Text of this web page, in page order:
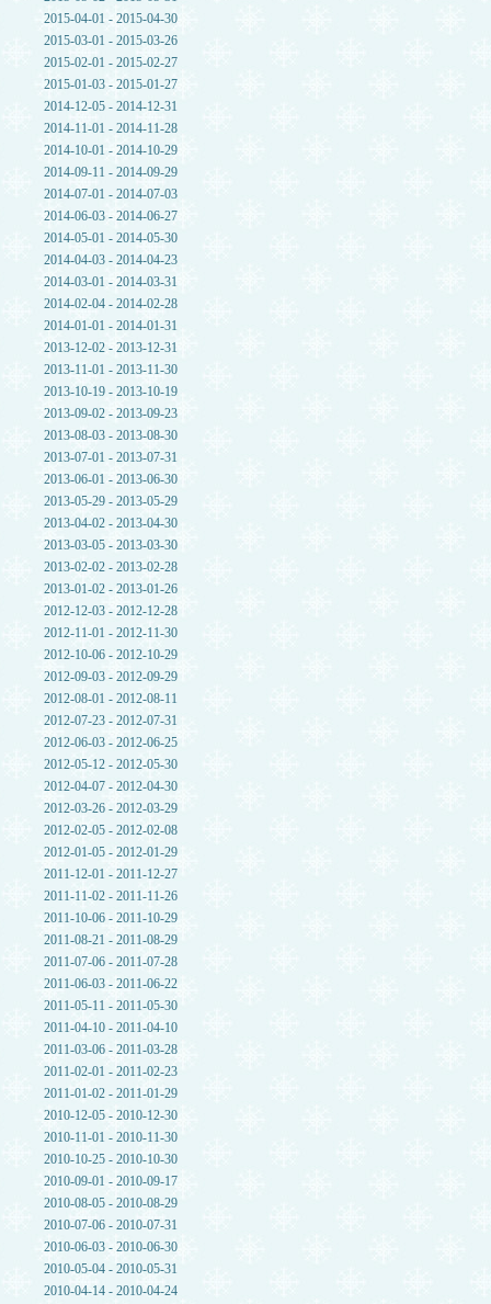
2015-04-01 - 2015-04-30
2015-03-01 - 2015-03-26
2015-02-01 - 2015-02-27
2015-01-03 - 2015-01-27
2014-12-05 - 2014-12-31
2014-11-01 - 2014-11-28
2014-10-01 - 2014-10-29
2014-09-11 - 2014-09-29
2014-07-01 - 2014-07-03
2014-06-03 - 2014-06-27
2014-05-01 - 2014-05-30
2014-04-03 - 2014-04-23
2014-03-01 - 2014-03-31
2014-02-04 - 2014-02-28
2014-01-01 - 2014-01-31
2013-12-02 - 2013-12-31
2013-11-01 - 2013-11-30
2013-10-19 - 2013-10-19
2013-09-02 - 2013-09-23
2013-08-03 - 2013-08-30
2013-07-01 - 2013-07-31
2013-06-01 - 2013-06-30
2013-05-29 - 2013-05-29
2013-04-02 - 2013-04-30
2013-03-05 - 2013-03-30
2013-02-02 - 2013-02-28
2013-01-02 - 2013-01-26
2012-12-03 - 2012-12-28
2012-11-01 - 2012-11-30
2012-10-06 - 2012-10-29
2012-09-03 - 2012-09-29
2012-08-01 - 2012-08-11
2012-07-23 - 2012-07-31
2012-06-03 - 2012-06-25
2012-05-12 - 2012-05-30
2012-04-07 - 2012-04-30
2012-03-26 - 2012-03-29
2012-02-05 - 2012-02-08
2012-01-05 - 2012-01-29
2011-12-01 - 2011-12-27
2011-11-02 - 2011-11-26
2011-10-06 - 2011-10-29
2011-08-21 - 2011-08-29
2011-07-06 - 2011-07-28
2011-06-03 - 2011-06-22
2011-05-11 - 2011-05-30
2011-04-10 - 2011-04-10
2011-03-06 - 2011-03-28
2011-02-01 - 2011-02-23
2011-01-02 - 2011-01-29
2010-12-05 - 2010-12-30
2010-11-01 - 2010-11-30
2010-10-25 - 2010-10-30
2010-09-01 - 2010-09-17
2010-08-05 - 2010-08-29
2010-07-06 - 2010-07-31
2010-06-03 - 2010-06-30
2010-05-04 - 2010-05-31
2010-04-14 - 2010-04-24